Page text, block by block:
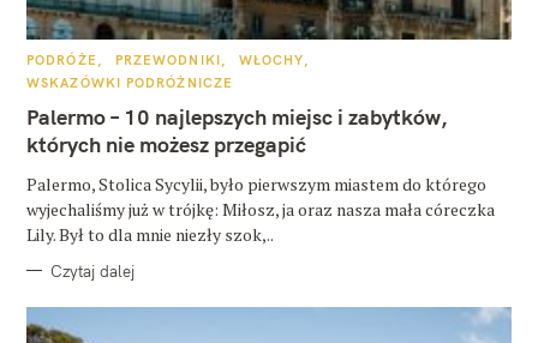
K
T
G
R
PODRÓŻE PRZEWODNIKI
WŁOCHY
WSKAZÓWKI PODRÓŻNICZE
Palermo – 10 najlepszych miejsc i zabytków,
których nie możesz przegapić
Palermo, Stolica Sycylii, było pierwszym miastem do którego
wyjechaliśmy już w trójkę: Miłosz, ja oraz nasza mała córeczka
Lily. Był to dla mnie niezły szok,..
Czytaj dalej